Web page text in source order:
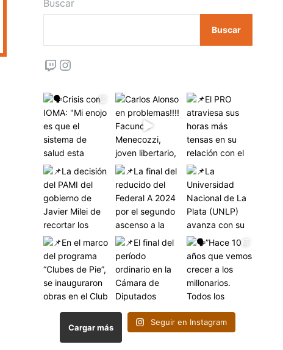
Buscar
Buscar
Twitch
Cargar más
Seguir en Instagram